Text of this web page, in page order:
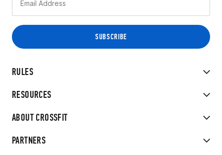
RULES
RESOURCES
ABOUT CROSSFIT
PARTNERS